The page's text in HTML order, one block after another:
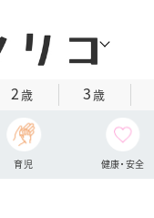
2歳 3歳
育児 健康・安全